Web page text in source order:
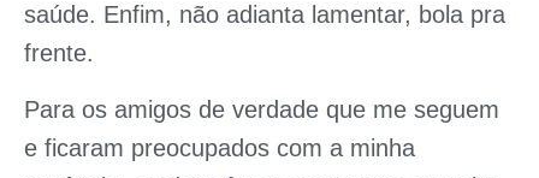
saúde. Enfim, não adianta lamentar, bola pra
frente.
Para os amigos de verdade que me seguem
e ficaram preocupados com a minha